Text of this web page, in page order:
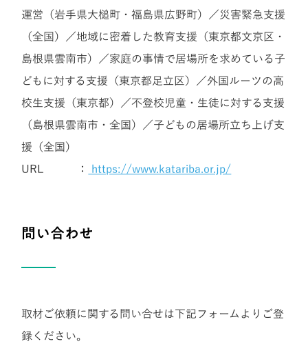
運営（岩手県大槌町・福島県広野町）／災害緊急支援
（全国）／地域に密着した教育支援（東京都文京区・
島根県雲南市）／家庭の事情で居場所を求めている子
どもに対する支援（東京都足立区）／外国ルーツの高
校生支援（東京都）／不登校児童・生徒に対する支援
（島根県雲南市・全国）／子どもの居場所立ち上げ支
援（全国）
URL ：
https://www.katariba.or.jp/
問い合わせ
取材ご依頼に関する問い合せは下記フォームよりご登
録ください。